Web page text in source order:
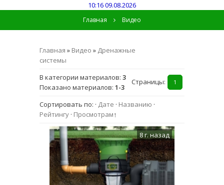
10:16 09.08.2026
Главная Видео
Главная » Видео » Дренажные
системы
В категории материалов: 3
Показано материалов: 1-3
Страницы: 1
Сортировать по: · Дате · Названию ·
Рейтингу · Просмотрам↑
8 г. назад